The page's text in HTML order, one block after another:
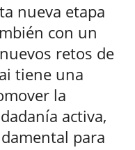
nueva etapa
con un
retos de
tiene una
la
activa,
para